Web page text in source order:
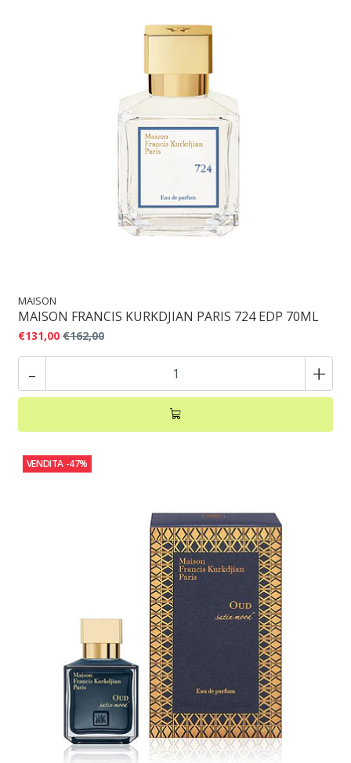
MAISON
MAISON FRANCIS KURKDJIAN PARIS 724 EDP 70ML
€131,00 €162,00
- +
VENDITA -47%